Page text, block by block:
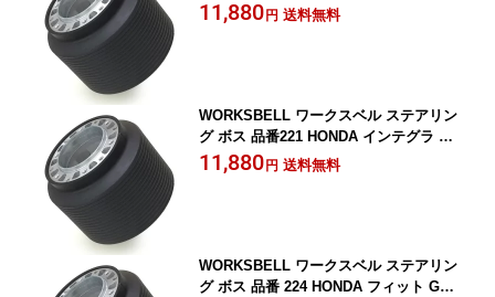
タイプR 用 年式19/3~ SRS
11,880 円 送料無料
WORKSBELL ワークスベル ステアリン
グ ボス 品番221 HONDA インテグラ TY
PE-R DC5用 (年式H13/7~H19/2) SRS
11,880 円 送料無料
WORKSBELL ワークスベル ステアリン
グ ボス 品番 224 HONDA フィット GE6